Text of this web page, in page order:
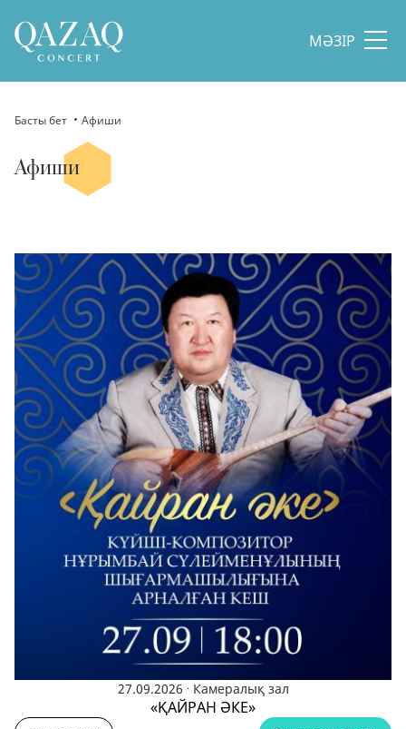
МӘЗІР
Басты бет Афиши
Афиши
27.09.2026 . Камералық зал
«ҚАЙРАН ӘКЕ»